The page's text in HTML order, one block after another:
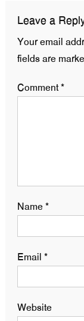
Leave a
Your email
fields are
Comment*
Name*
Email *
Website